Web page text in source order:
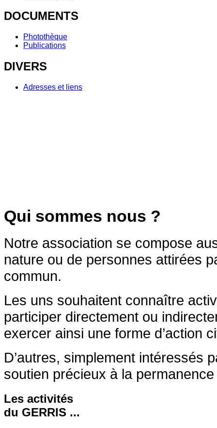
DOCUMENTS
Photothèque
Publications
DIVERS
Adresses et liens
Qui sommes nous ?
Notre association se compose
nature ou de personnes attirées
commun.
Les uns souhaitent connaître
participer directement ou
exercer ainsi une forme d’action
D’autres, simplement intéressés
soutien précieux à la
Les activités
du GERRIS ...